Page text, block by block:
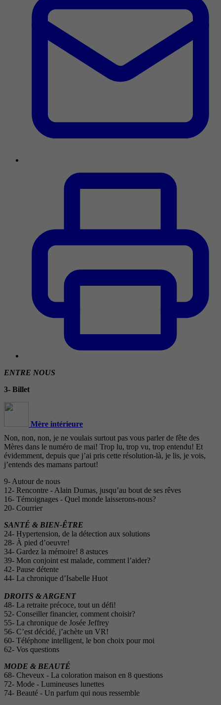
ENTRE NOUS
3- Billet
Mère intérieure
Non, non, non, je ne voulais surtout pas vous parler de fête des
Mères dans le numéro de mai! Trop lu, trop vu, trop entendu! Et
évidemment, depuis que j’ai pris cette résolution-là, je lis, je vois,
j’entends des mamans partout!
9- Autour de nous
12- Rencontre - Alain Dumas, jusqu’au bout de ses rêves
16- Témoignages - Quel monde laisserons-nous?
20- Courrier
SANTÉ & BIEN-ÊTRE
24- Hypertension, de la détection aux solutions
28- À pied d’oeuvre!
34- Gardez la mémoire! 8 astuces
39- Mon conjoint est malade, comment l’aider?
42- Pause détente
44- La chronique d’Isabelle Huot
DROITS & ARGENT
48- La retraite précoce, tout un défi!
52- Conseiller financier, comment choisir?
55- La chronique de Josée Jeffrey
56- C’est décidé, j’achète un VR!
60- Téléphone intelligent, le bon choix pour moi
62- Vos questions
MODE & BEAUTÉ
68- Cheveux - La coloration maison en 8 questions
72- Mode - Lumineuses lunettes
74- Beauté - Un parfum qui nous ressemble